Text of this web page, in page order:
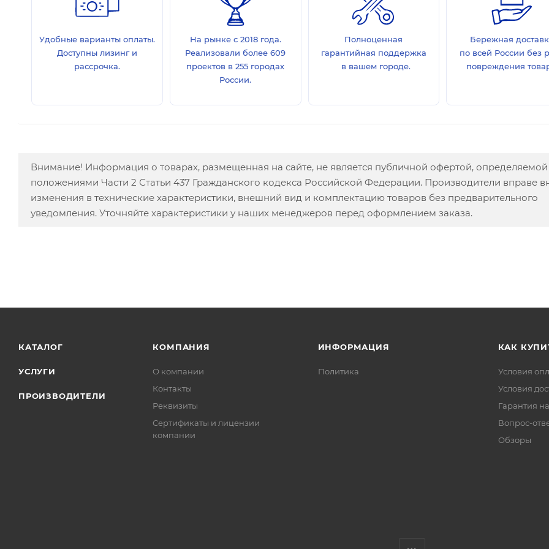
Удобные варианты оплаты.
Доступны лизинг и
рассрочка.
На рынке с 2018 года.
Реализовали более 609
проектов в 255 городах
России.
Полноценная
гарантийная поддержка
в вашем городе.
Бережная
по всей России без
повреждения
Внимание! Информация о товарах, размещенная на сайте, не является публичной офертой, определяемой
положениями Части 2 Статьи 437 Гражданского кодекса Российской Федерации. Производители вправе
изменения в технические характеристики, внешний вид и комплектацию товаров без предварительного
уведомления. Уточняйте характеристики у наших менеджеров перед оформлением заказа.
КАТАЛОГ
УСЛУГИ
ПРОИЗВОДИТЕЛИ
КОМПАНИЯ
О компании
Контакты
Реквизиты
Сертификаты и лицензии
компании
ИНФОРМАЦИЯ
Политика
КАК
Условия
Условия
Гарантия
Вопрос-
Обзоры